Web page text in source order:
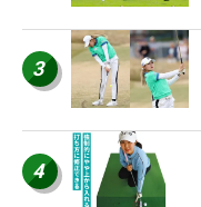
3
4